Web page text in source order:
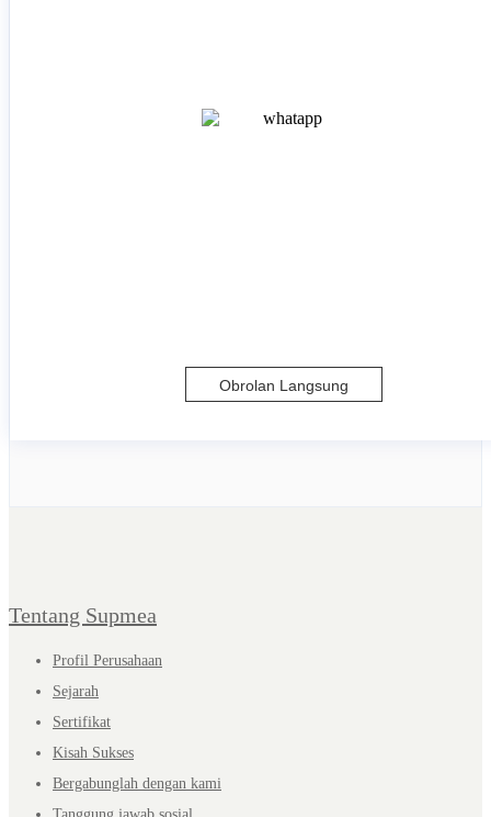
Obrolan Langsung
Tentang Supmea
Profil Perusahaan
Sejarah
Sertifikat
Kisah Sukses
Bergabunglah dengan kami